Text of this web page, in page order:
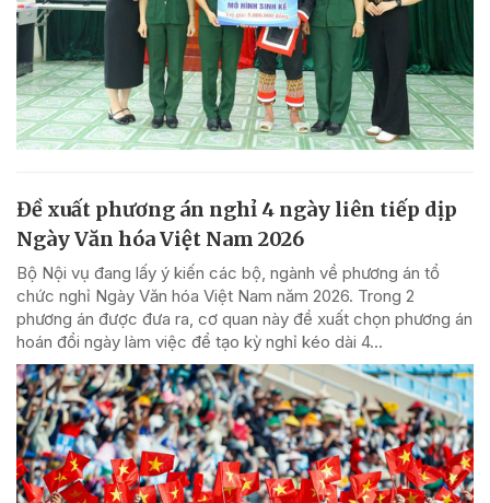
Đề xuất phương án nghỉ 4 ngày liên tiếp dịp
Ngày Văn hóa Việt Nam 2026
Bộ Nội vụ đang lấy ý kiến các bộ, ngành về phương án tổ
chức nghỉ Ngày Văn hóa Việt Nam năm 2026. Trong 2
phương án được đưa ra, cơ quan này đề xuất chọn phương án
hoán đổi ngày làm việc để tạo kỳ nghỉ kéo dài 4...